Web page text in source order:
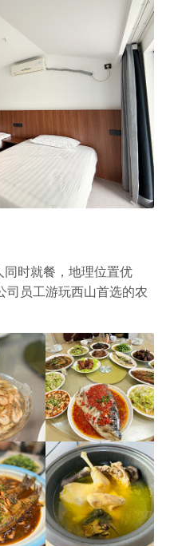
时就餐，地理位置优
司员工游玩西山首选的农